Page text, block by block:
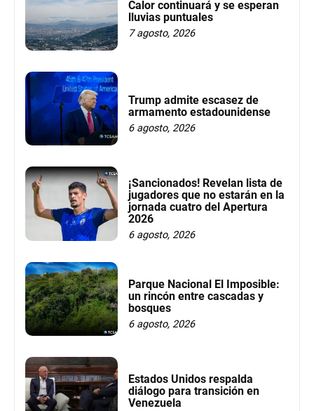
Calor continuará y se esperan
lluvias puntuales
7 agosto, 2026
Trump admite escasez de
armamento estadounidense
6 agosto, 2026
¡Sancionados! Revelan lista de
jugadores que no estarán en la
jornada cuatro del Apertura
2026
6 agosto, 2026
Parque Nacional El Imposible:
un rincón entre cascadas y
bosques
6 agosto, 2026
Estados Unidos respalda
diálogo para transición en
Venezuela